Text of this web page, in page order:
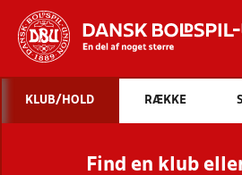
STILLINGER,
KLUB/HOLD RÆKKE
Find en klub